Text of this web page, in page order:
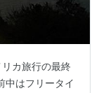
カ旅行の最終
中はフリータイ